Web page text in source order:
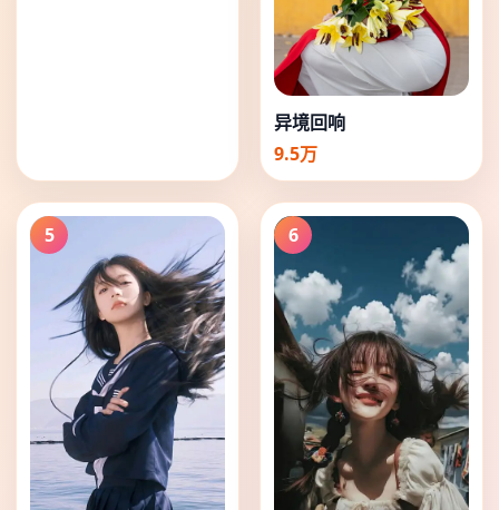
异境回响
9.5万
5 6